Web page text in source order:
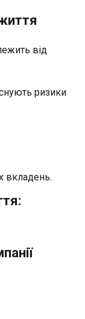
від
ризики
вкладень.